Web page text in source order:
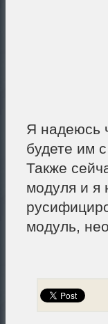
Я надеюсь
будете им
Также
модуля и я
модуль,